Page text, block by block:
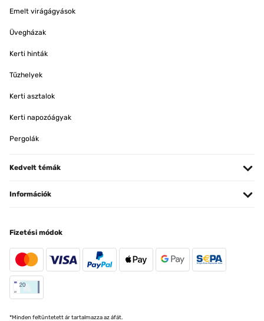
Emelt virágágyások
Üvegházak
Kerti hinták
Tűzhelyek
Kerti asztalok
Kerti napozóágyak
Pergolák
Kedvelt témák
Információk
Fizetési módok
*Minden feltüntetett ár tartalmazza az áfát.